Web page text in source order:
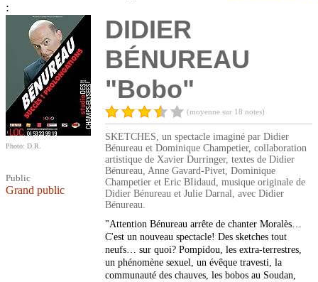
:
Photo: D.R.
Public
Grand public
DIDIER
BÉNUREAU
"Bobo"
(moyenne sur 18 notes)
SKETCHES, un spectacle imaginé par Didier
Bénureau et Dominique Champetier, collaboration
artistique de Xavier Durringer, textes de Didier
Bénureau, Anne Gavard-Pivet, Dominique
Champetier et Eric BIidaud, musique originale de
Didier Bénureau et Julie Darnal, avec Didier
Bénureau.
"Attention Bénureau arrête de chanter Moralès…
C'est un nouveau spectacle! Des sketches tout
neufs… sur quoi? Pompidou, les extra-terrestres,
un phénomène sexuel, un évêque travesti, la
communauté des chauves, les bobos au Soudan,